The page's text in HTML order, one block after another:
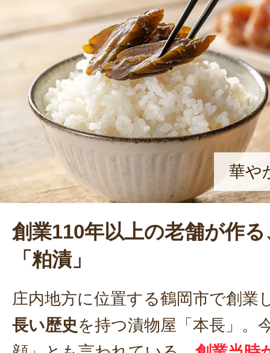
脇役として存在感のある商品を作っ
と、漬物愛に溢れる本間さんの笑顔
華や
創業110年以上の老舗が作
「粕漬」
庄内地方に位置する鶴岡市で創業
長い歴史 を持つ漬物屋「本長」。